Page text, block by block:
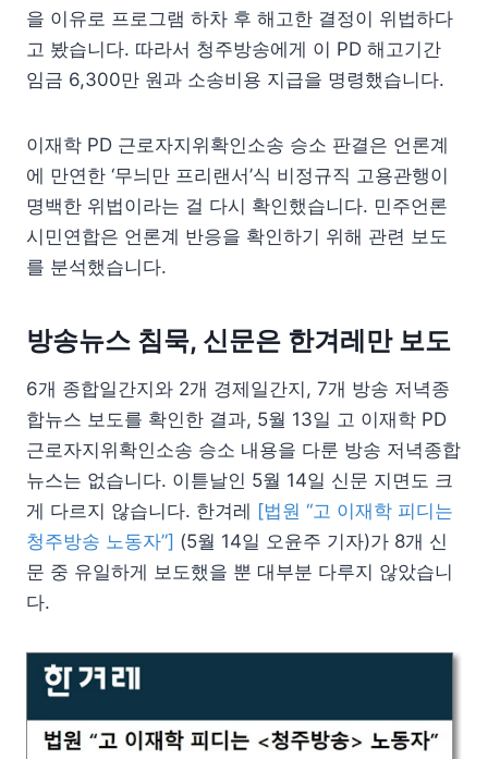
을 이유로 프로그램 하차 후 해고한 결정이 위법하다
고 봤습니다. 따라서 청주방송에게 이 PD 해고기간
임금 6,300만 원과 소송비용 지급을 명령했습니다.
이재학 PD 근로자지위확인소송 승소 판결은 언론계
에 만연한 ‘무늬만 프리랜서’식 비정규직 고용관행이
명백한 위법이라는 걸 다시 확인했습니다. 민주언론
시민연합은 언론계 반응을 확인하기 위해 관련 보도
를 분석했습니다.
방송뉴스 침묵, 신문은 한겨레만 보도
6개 종합일간지와 2개 경제일간지, 7개 방송 저녁종
합뉴스 보도를 확인한 결과, 5월 13일 고 이재학 PD
근로자지위확인소송 승소 내용을 다룬 방송 저녁종합
뉴스는 없습니다. 이튿날인 5월 14일 신문 지면도 크
게 다르지 않습니다. 한겨레 [법원 “고 이재학 피디는
청주방송 노동자”] (5월 14일 오윤주 기자)가 8개 신
문 중 유일하게 보도했을 뿐 대부분 다루지 않았습니
다.